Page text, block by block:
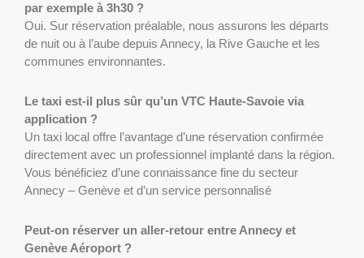
par exemple à 3h30 ?
Oui. Sur réservation préalable, nous assurons les départs
de nuit ou à l’aube depuis Annecy, la Rive Gauche et les
communes environnantes.
Le taxi est-il plus sûr qu’un VTC Haute-Savoie via
application ?
Un taxi local offre l’avantage d’une réservation confirmée
directement avec un professionnel implanté dans la région.
Vous bénéficiez d’une connaissance fine du secteur
Annecy – Genève et d’un service personnalisé
Peut-on réserver un aller-retour entre Annecy et
Genève Aéroport ?